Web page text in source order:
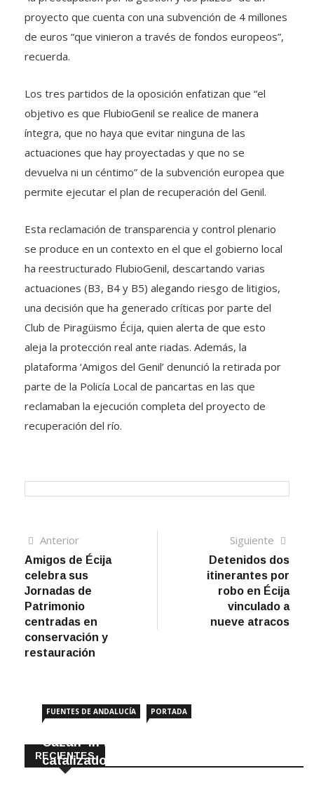
proyecto que cuenta con una subvención de 4 millones
de euros “que vinieron a través de fondos europeos”,
recuerda.
Los tres partidos de la oposición enfatizan que “el
objetivo es que FlubioGenil se realice de manera
íntegra, que no haya que evitar ninguna de las
actuaciones que hay proyectadas y que no se
devuelva ni un céntimo” de la subvención europea que
permite ejecutar el plan de recuperación del Genil.
Esta reclamación de transparencia y control plenario
se produce en un contexto en el que el gobierno local
ha reestructurado FlubioGenil, descartando varias
actuaciones (B3, B4 y B5) alegando riesgo de litigios,
una decisión que ha generado críticas por parte del
Club de Piragüismo Écija, quien alerta de que esto
aleja la protección real ante riadas. Además, la
plataforma ‘Amigos del Genil’ denunció la retirada por
parte de la Policía Local de pancartas en las que
reclamaban la ejecución completa del proyecto de
recuperación del río.
Navegación
de
entradas
AnteriorArtículo
anterior
Amigos de Écija
celebra sus
Jornadas de
Patrimonio
centradas en
conservación y
restauración
Siguiente
Detenidos dos
itinerantes por
robo en Écija
vinculado a
nueve atracos
RECIENTES
FUENTES DE ANDALUCÍA PORTADA
Cazan ‘in fraganti’ a ladrones de
catalizadores